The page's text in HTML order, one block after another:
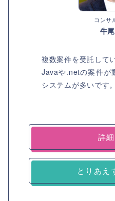
コンサ
牛
複数案件を受託して
Javaや.netの案件が
システムが多いです。
詳
とりあえ